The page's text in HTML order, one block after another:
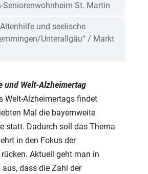
Seniorenwohnheim St. Martin
und seelische
Unterallgäu“ / Markt
und Welt-Alzheimertag
Welt-Alzheimertags findet
Mal die bayernweite
statt. Dadurch soll das Thema
in den Fokus der
Aktuell geht man in
aus, dass die Zahl der